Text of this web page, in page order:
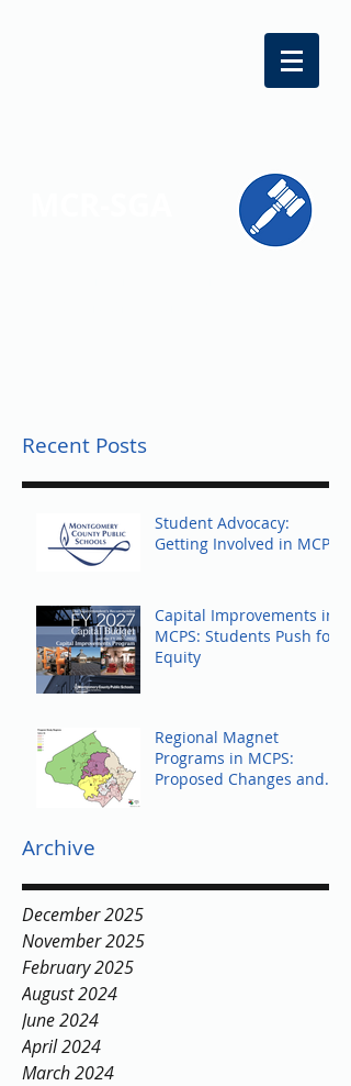
Recent Posts
Student Advocacy:
Getting Involved in MCPS
Capital Improvements in
MCPS: Students Push for
Equity
Regional Magnet
Programs in MCPS:
Proposed Changes and
Archive
December 2025
November 2025
February 2025
August 2024
June 2024
April 2024
March 2024